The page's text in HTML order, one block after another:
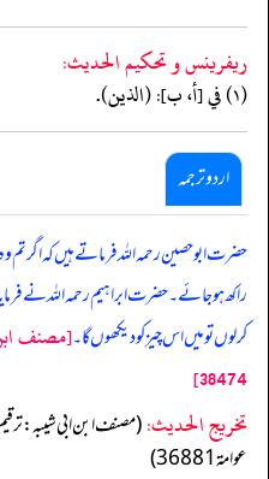
ريفرينس و تحكيم الحدیث:
(١) في [أ، ب]: (الذين).
اردو ترجمہ
حضرت ابو حصین رحمہ اللہ فرماتے ہیں کہ اگر تم
راکھ ہوجائے۔ حضرت ابراہیم رحمہ اللہ نے
کرلوں تو میں اس چیز کو دیکھوں گا۔[مصنف
38474]
تخریج الحدیث:
عوامة 36881)